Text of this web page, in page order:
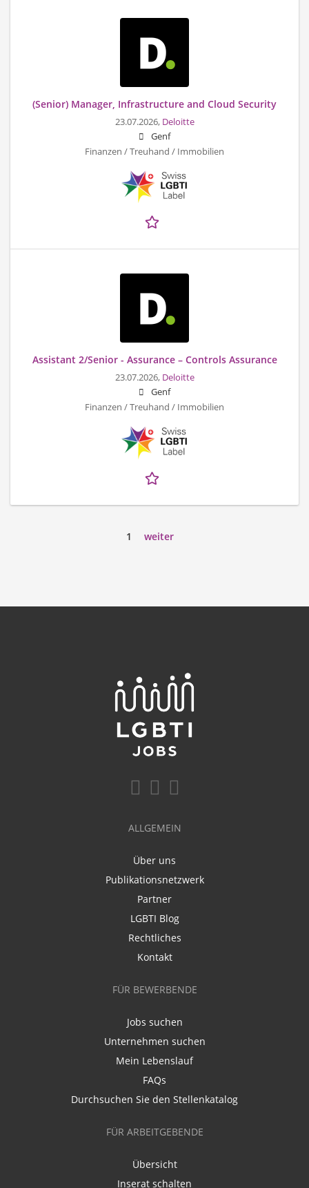
(Senior) Manager, Infrastructure and Cloud Security
23.07.2026, Deloitte
Genf
Finanzen / Treuhand / Immobilien
Assistant 2/Senior - Assurance – Controls Assurance
23.07.2026, Deloitte
Genf
Finanzen / Treuhand / Immobilien
1 weiter
ALLGEMEIN
Über uns
Publikationsnetzwerk
Partner
LGBTI Blog
Rechtliches
Kontakt
FÜR BEWERBENDE
Jobs suchen
Unternehmen suchen
Mein Lebenslauf
FAQs
Durchsuchen Sie den Stellenkatalog
FÜR ARBEITGEBENDE
Übersicht
Inserat schalten